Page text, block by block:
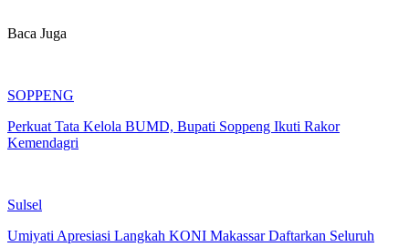
Baca Juga
SOPPENG
Perkuat Tata Kelola BUMD, Bupati Soppeng Ikuti Rakor
Kemendagri
Sulsel
Umiyati Apresiasi Langkah KONI Makassar Daftarkan Seluruh